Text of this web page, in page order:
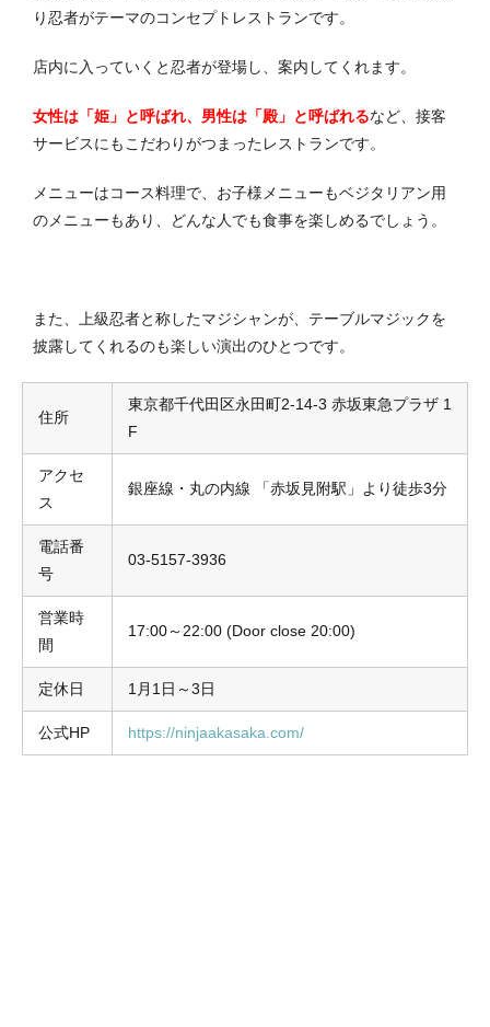
り忍者がテーマのコンセプトレストランです。
店内に入っていくと忍者が登場し、案内してくれます。
女性は「姫」と呼ばれ、男性は「殿」と呼ばれるなど、接客
サービスにもこだわりがつまったレストランです。
メニューはコース料理で、お子様メニューもベジタリアン用
のメニューもあり、どんな人でも食事を楽しめるでしょう。
また、上級忍者と称したマジシャンが、テーブルマジックを
披露してくれるのも楽しい演出のひとつです。
住所
東京都千代田区永田町2-14-3 赤坂東急プラザ 1
F
アクセ
ス
銀座線・丸の内線 「赤坂見附駅」より徒歩3分
電話番
号
03-5157-3936
営業時
間
17:00～22:00 (Door close 20:00)
定休日 1月1日～3日
公式HP https://ninjaakasaka.com/